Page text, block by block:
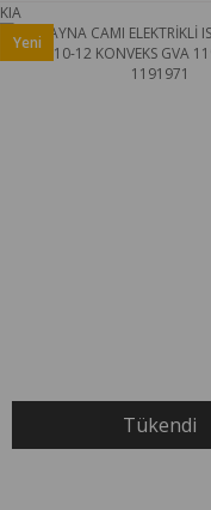
KIA
Tükendi
Yeni